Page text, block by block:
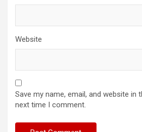
Website
Save my name, email, and website in
next time I comment.